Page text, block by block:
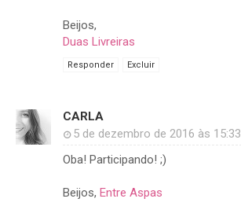
Beijos,
Duas Livreiras
Responder Excluir
CARLA
5 de dezembro de 2016 às 15:33
Oba! Participando! ;)
Beijos, Entre Aspas